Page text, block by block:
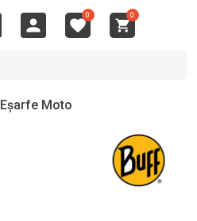
0 0
Eșarfe Moto